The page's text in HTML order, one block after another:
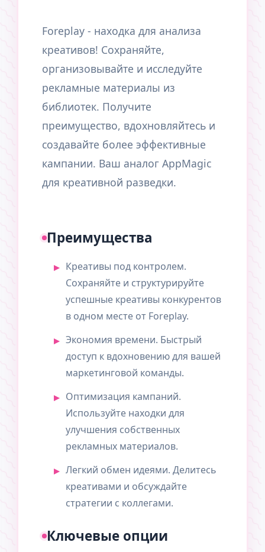
Foreplay - находка для анализа
креативов! Сохраняйте,
организовывайте и исследуйте
рекламные материалы из
библиотек. Получите
преимущество, вдохновляйтесь и
создавайте более эффективные
кампании. Ваш аналог AppMagic
для креативной разведки.
Преимущества
Креативы под контролем.
Сохраняйте и структурируйте
успешные креативы конкурентов
в одном месте от Foreplay.
Экономия времени. Быстрый
доступ к вдохновению для вашей
маркетинговой команды.
Оптимизация кампаний.
Используйте находки для
улучшения собственных
рекламных материалов.
Легкий обмен идеями. Делитесь
креативами и обсуждайте
стратегии с коллегами.
Ключевые опции